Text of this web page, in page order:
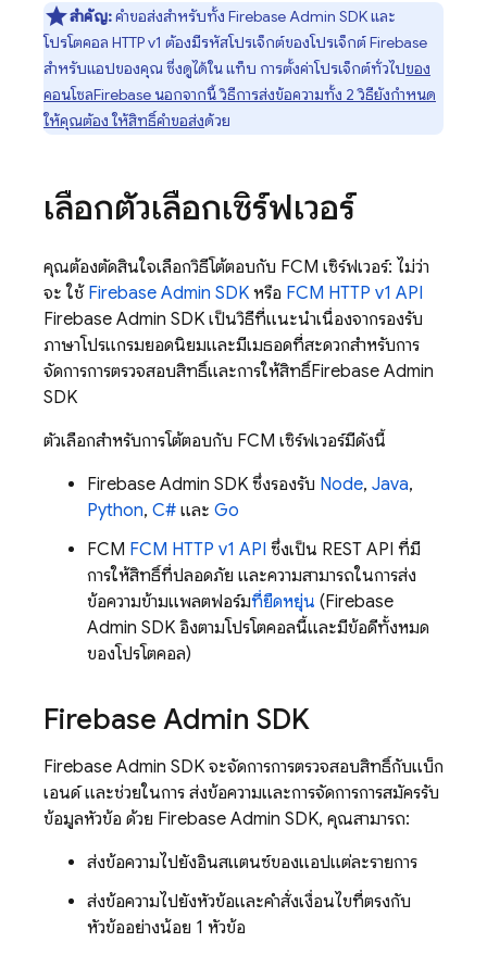
สำคัญ:คำขอส่งสำหรับทั้ง FirebaseAdmin SDKและ
โปรโตคอล HTTP v1 ต้องมีรหัสโปรเจ็กต์ของโปรเจ็กต์ Firebase
สำหรับแอปของคุณ ซึ่งดูได้ใน แท็บ การตั้งค่าโปรเจ็กต์ทั่วไปของ
คอนโซลFirebase นอกจากนี้ วิธีการส่งข้อความทั้ง 2 วิธียังกำหนด
ให้คุณต้อง ให้สิทธิ์คำขอส่งด้วย
เลือกตัวเลือกเซิร์ฟเวอร์
คุณต้องตัดสินใจเลือกวิธีโต้ตอบกับ FCM เซิร์ฟเวอร์: ไม่ว่า
จะ ใช้ Firebase Admin SDK หรือ FCM HTTP v1 API
Firebase Admin SDK เป็นวิธีที่แนะนำเนื่องจากรองรับ
ภาษาโปรแกรมยอดนิยมและมีเมธอดที่สะดวกสำหรับการ
จัดการการตรวจสอบสิทธิ์และการให้สิทธิ์Firebase Admin
SDK
ตัวเลือกสำหรับการโต้ตอบกับ FCM เซิร์ฟเวอร์มีดังนี้
Firebase Admin SDK ซึ่งรองรับ Node, Java,
Python, C# และ Go
FCM FCM HTTP v1 API ซึ่งเป็น REST API ที่มี
การให้สิทธิ์ที่ปลอดภัย และความสามารถในการส่ง
ข้อความข้ามแพลตฟอร์มที่ยืดหยุ่น (Firebase
Admin SDK อิงตามโปรโตคอลนี้และมีข้อดีทั้งหมด
ของโปรโตคอล)
Firebase Admin SDK
Firebase Admin SDK จะจัดการการตรวจสอบสิทธิ์กับแบ็ก
เอนด์ และช่วยในการ ส่งข้อความและการจัดการการสมัครรับ
ข้อมูลหัวข้อ ด้วย Firebase Admin SDK, คุณสามารถ:
ส่งข้อความไปยังอินสแตนซ์ของแอปแต่ละรายการ
ส่งข้อความไปยังหัวข้อและคำสั่งเงื่อนไขที่ตรงกับ
หัวข้ออย่างน้อย 1 หัวข้อ